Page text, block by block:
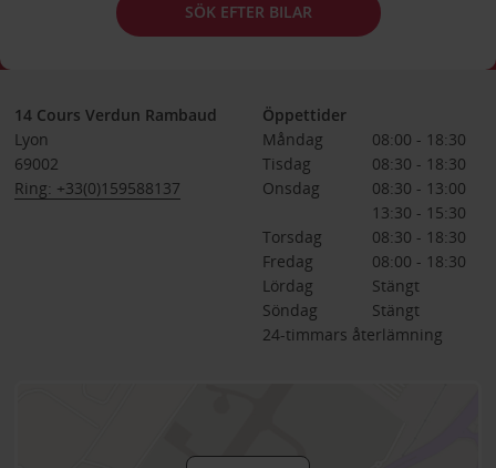
SÖK EFTER BILAR
14 Cours Verdun Rambaud
Lyon
69002
Ring: +33(0)159588137
Öppettider
Måndag
08:00 - 18:30
Tisdag
08:30 - 18:30
Onsdag
08:30 - 13:00
13:30 - 15:30
Torsdag
08:30 - 18:30
Fredag
08:00 - 18:30
Lördag
Stängt
Söndag
Stängt
24-timmars återlämning